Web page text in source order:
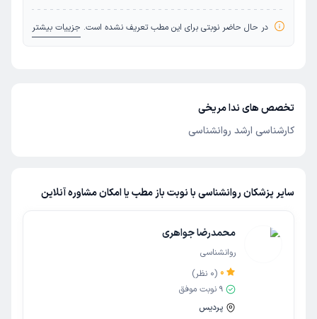
در حال حاضر نوبتی برای این مطب تعریف نشده است. جزییات بیشتر
تخصص های ندا مریخی
کارشناسی ارشد روانشناسی
سایر پزشکان روانشناسی با نوبت باز مطب یا امکان مشاوره آنلاین
محمدرضا جواهری
روانشناسی
0
(
0 نظر)
9 نوبت موفق
پردیس